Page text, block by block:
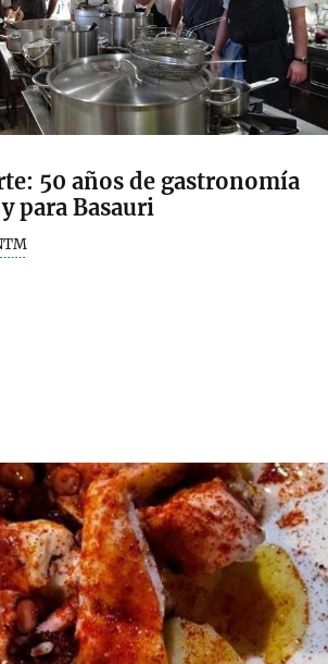
50 años de gastronomía
para Basauri